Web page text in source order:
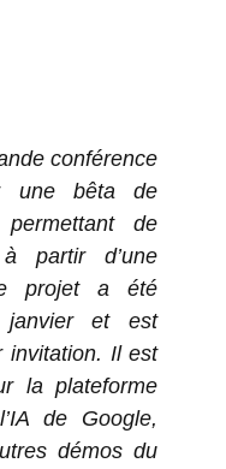
conférence
une bêta de
de
partir d’une
projet a été
et est
invitation. Il est
la plateforme
de Google,
démos du